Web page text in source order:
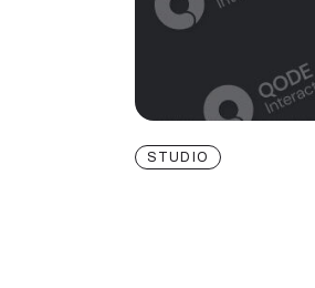
STUDIO